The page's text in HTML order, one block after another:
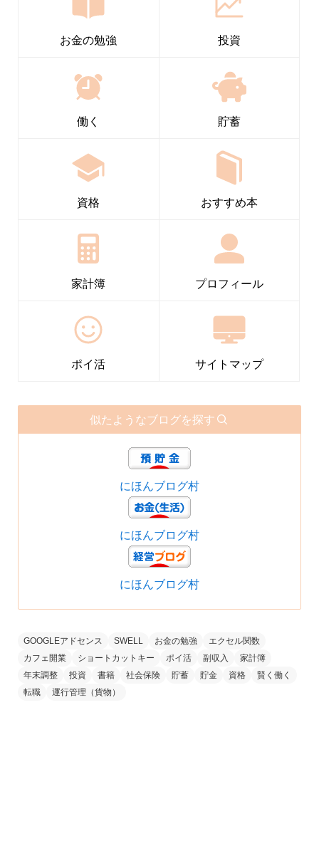
お金の勉強 投資
働く 貯蓄
資格 おすすめ本
家計簿 プロフィール
ポイ活 サイトマップ
似たようなブログを探す
にほんブログ村
にほんブログ村
にほんブログ村
GOOGLEアドセンス SWELL お金の勉強
エクセル関数
カフェ開業
ショートカットキー ポイ活 副収入
家計簿
年末調整
投資 書籍 社会保険 貯蓄 貯金 資格
賢く働く
転職
運行管理（貨物）